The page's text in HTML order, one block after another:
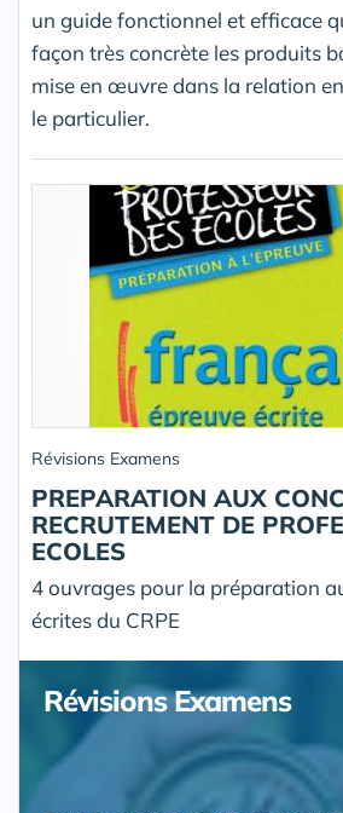
un guide fonctionnel et efficace
façon très concrète les produits
mise en œuvre dans la relation
le particulier.
Révisions Examens
PREPARATION AUX
RECRUTEMENT DE
ECOLES
4 ouvrages pour la préparation
écrites du CRPE
Révisions Examens